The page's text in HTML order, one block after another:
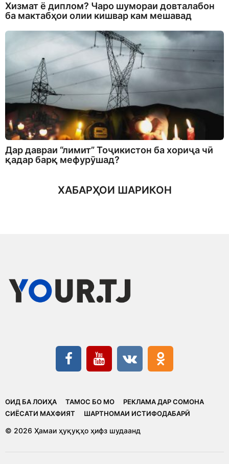
Хизмат ё диплом? Чаро шумораи довталабон
ба мактабҳои олии кишвар кам мешавад
Дар давраи “лимит” Тоҷикистон ба хориҷа чӣ
қадар барқ мефурӯшад?
ХАБАРҲОИ ШАРИКОН
ОИД БА ЛОИҲА ТАМОС БО МО
РЕКЛАМА ДАР СОМОНА
CИЁСАТИ МАХФИЯТ
ШАРТНОМАИ ИСТИФОДАБАРӢ
© 2026 Ҳамаи ҳуқуқҳо ҳифз шудаанд